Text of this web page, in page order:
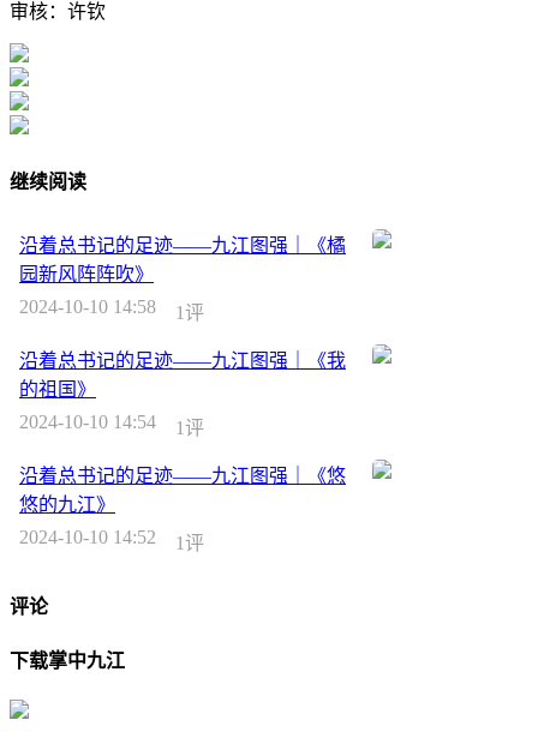
审核：许钦
继续阅读
沿着总书记的足迹——九江图强｜《橘
园新风阵阵吹》
2024-10-10 14:58
1评
沿着总书记的足迹——九江图强｜《我
的祖国》
2024-10-10 14:54
1评
沿着总书记的足迹——九江图强｜《悠
悠的九江》
2024-10-10 14:52
1评
评论
下载掌中九江